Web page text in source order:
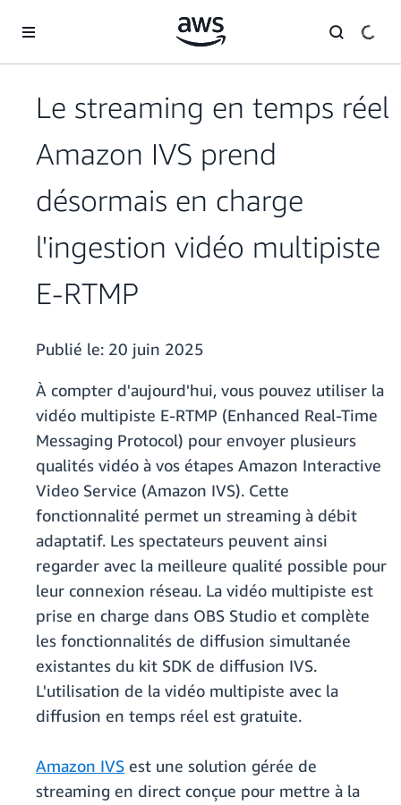
Le streaming en temps réel
Amazon IVS prend
désormais en charge
l'ingestion vidéo multipiste
E-RTMP
Publié le: 20 juin 2025
À compter d'aujourd'hui, vous pouvez utiliser la
vidéo multipiste E-RTMP (Enhanced Real-Time
Messaging Protocol) pour envoyer plusieurs
qualités vidéo à vos étapes Amazon Interactive
Video Service (Amazon IVS). Cette
fonctionnalité permet un streaming à débit
adaptatif. Les spectateurs peuvent ainsi
regarder avec la meilleure qualité possible pour
leur connexion réseau. La vidéo multipiste est
prise en charge dans OBS Studio et complète
les fonctionnalités de diffusion simultanée
existantes du kit SDK de diffusion IVS.
L'utilisation de la vidéo multipiste avec la
diffusion en temps réel est gratuite.
Amazon IVS est une solution gérée de
streaming en direct conçue pour mettre à la